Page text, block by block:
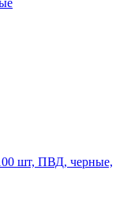
шт, ПВД, черные,